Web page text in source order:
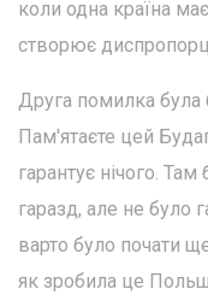
коли одна країна
створює
Друга помилка була
Пам'ятаєте цей
гарантує нічого.
гаразд, але не було
варто було почати
як зробила це